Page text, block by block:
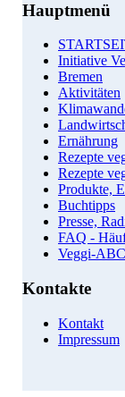
Hauptmenü
Initiative
Bremen
Aktivitäten
Ernährung
Rezepte
Rezepte
Produkte,
Buchtipps
Presse,
FAQ -
Veggi-ABC
Kontakte
Kontakt
Impressum